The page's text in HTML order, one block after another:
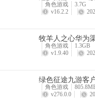
1、职业名称：圣骑
3、职业定位：辅助职业，擅
圣骑拥有解毒、治疗、复活
然而却不能算单纯的辅助型
角色游戏
3.7G
v16.2.2
牧羊人之心华为
角色游戏
1.3GB
v1.9.40
绿色征途九游客
角色游戏
v276.0.0